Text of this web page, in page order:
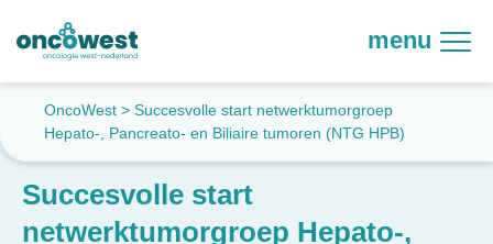
menu
OncoWest > Succesvolle start netwerktumorgroep
Hepato-, Pancreato- en Biliaire tumoren (NTG HPB)
Succesvolle start
netwerktumorgroep Hepato-,